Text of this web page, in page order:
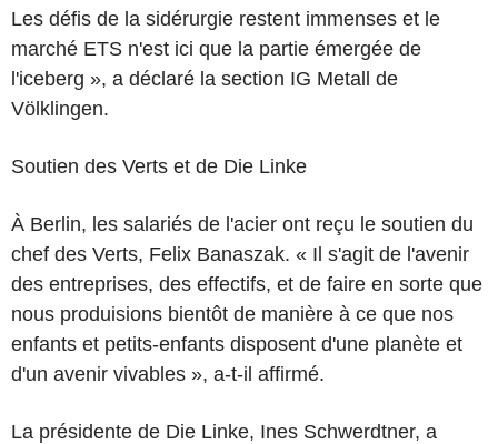
Les défis de la sidérurgie restent immenses et le
marché ETS n'est ici que la partie émergée de
l'iceberg », a déclaré la section IG Metall de
Völklingen.
Soutien des Verts et de Die Linke
À Berlin, les salariés de l'acier ont reçu le soutien du
chef des Verts, Felix Banaszak. « Il s'agit de l'avenir
des entreprises, des effectifs, et de faire en sorte que
nous produisions bientôt de manière à ce que nos
enfants et petits-enfants disposent d'une planète et
d'un avenir vivables », a-t-il affirmé.
La présidente de Die Linke, Ines Schwerdtner, a